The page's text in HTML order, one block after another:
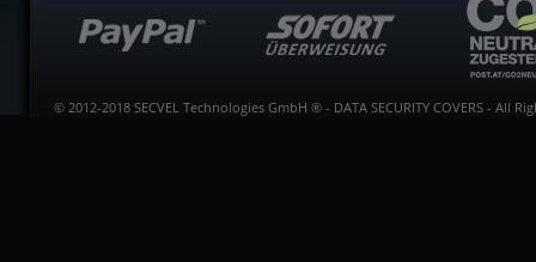
© 2012-2018 SECVEL Technologies GmbH ® - DATA SECURITY COVERS - All